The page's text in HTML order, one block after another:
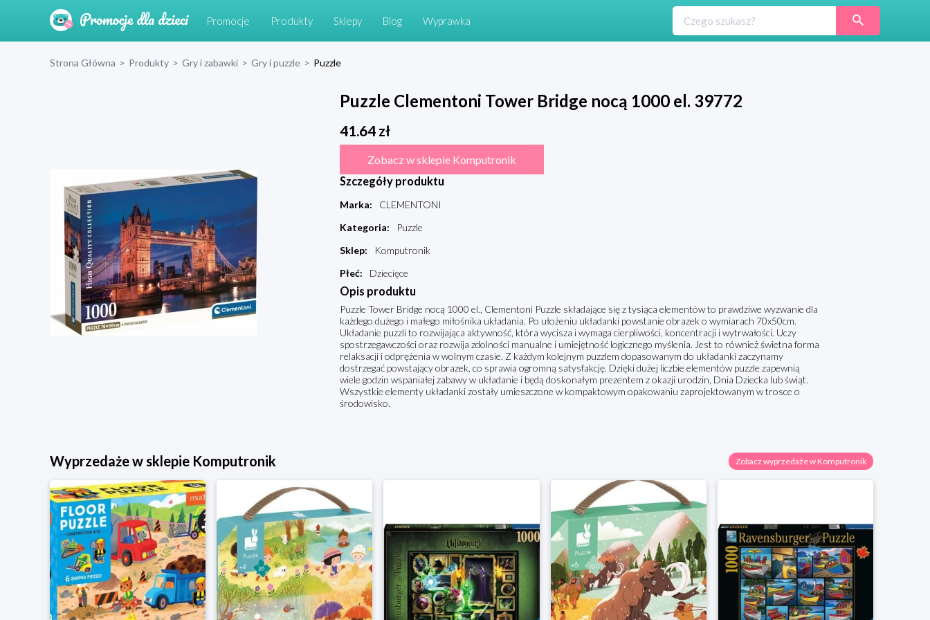
Promocje Produkty Sklepy Blog Wyprawka
Strona Główna > Produkty > Gry i zabawki > Gry i puzzle > Puzzle
Puzzle Clementoni Tower Bridge nocą 1000 el. 39772
41.64zł
Zobacz w sklepie Komputronik
Szczegóły produktu
Marka:
CLEMENTONI
Kategoria:
Puzzle
Sklep:
Komputronik
Płeć: Dziecięce
Opis produktu
Puzzle Tower Bridge nocą 1000 el., Clementoni Puzzle składające się z tysiąca elementów to prawdziwe wyzwanie dla
każdego dużego i małego miłośnika układania. Po ułożeniu układanki powstanie obrazek o wymiarach 70x50cm.
Układanie puzzli to rozwijająca aktywność, która wycisza i wymaga cierpliwości, koncentracji i wytrwałości. Uczy
spostrzegawczości oraz rozwija zdolności manualne i umiejętność logicznego myślenia. Jest to również świetna forma
relaksacji i odprężenia w wolnym czasie. Z każdym kolejnym puzzlem dopasowanym do układanki zaczynamy
dostrzegać powstający obrazek, co sprawia ogromną satysfakcję. Dzięki dużej liczbie elementów puzzle zapewnią
wiele godzin wspaniałej zabawy w układanie i będą doskonałym prezentem z okazji urodzin, Dnia Dziecka lub świąt.
Wszystkie elementy układanki zostały umieszczone w kompaktowym opakowaniu zaprojektowanym w trosce o
środowisko.
Wyprzedaże w sklepie Komputronik Zobacz wyprzedaże w Komputronik